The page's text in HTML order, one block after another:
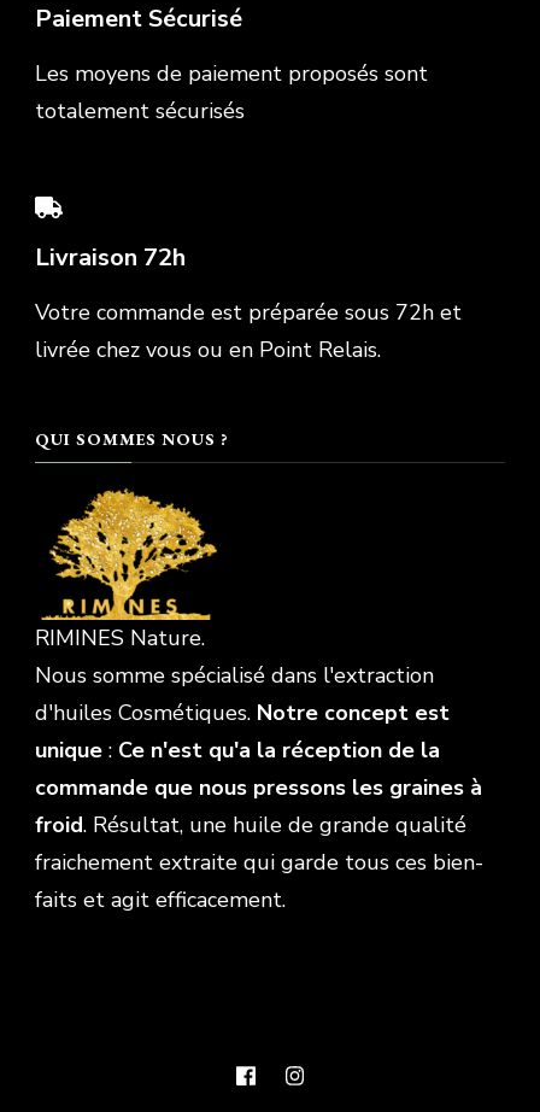
Paiement Sécurisé
Les moyens de paiement proposés sont
totalement sécurisés
Livraison 72h
Votre commande est préparée sous 72h et
livrée chez vous ou en Point Relais.
QUI SOMMES NOUS ?
RIMINES Nature.
Nous somme spécialisé dans l'extraction
d'huiles Cosmétiques. Notre concept est
unique : Ce n'est qu'a la réception de la
commande que nous pressons les graines à
froid. Résultat, une huile de grande qualité
fraichement extraite qui garde tous ces bien-
faits et agit efficacement.